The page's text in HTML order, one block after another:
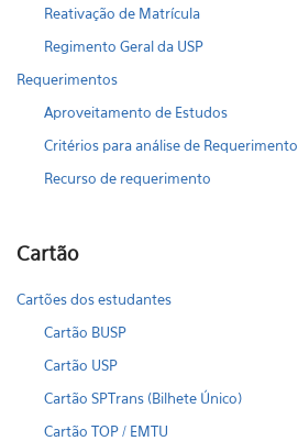
Reativação de Matrícula
Regimento Geral da USP
Requerimentos
Aproveitamento de Estudos
Critérios para análise de Requerimento
Recurso de requerimento
Cartão
Cartões dos estudantes
Cartão BUSP
Cartão USP
Cartão SPTrans (Bilhete Único)
Cartão TOP / EMTU